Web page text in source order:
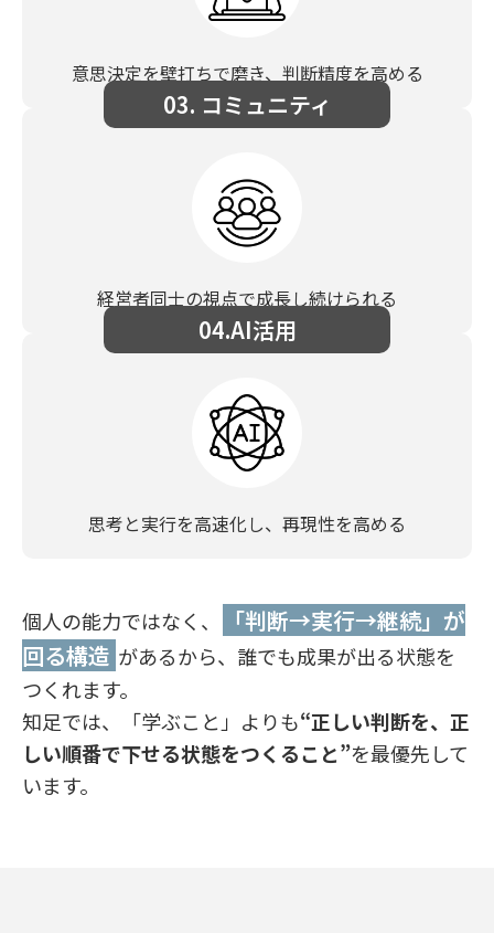
意思決定を壁打ちで磨き、判断精度を高める
03. コミュニティ
経営者同士の視点で成長し続けられる
04.AI活用
思考と実行を高速化し、再現性を高める
個人の能力ではなく、
「判断→実行→継続」が
回る構造 があるから、誰でも成果が出る状態を
つくれます。
知足では、「学ぶこと」よりも“正しい判断を、正
しい順番で下せる状態をつくること”を最優先して
います。